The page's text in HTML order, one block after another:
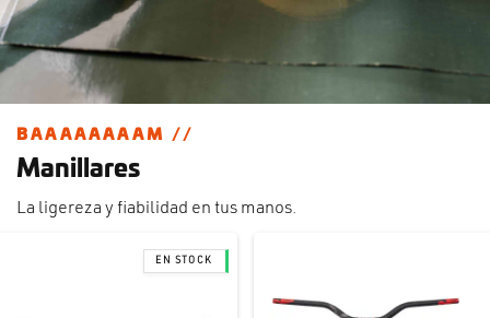
BAAAAAAAAM //
Manillares
La ligereza y fiabilidad en tus manos.